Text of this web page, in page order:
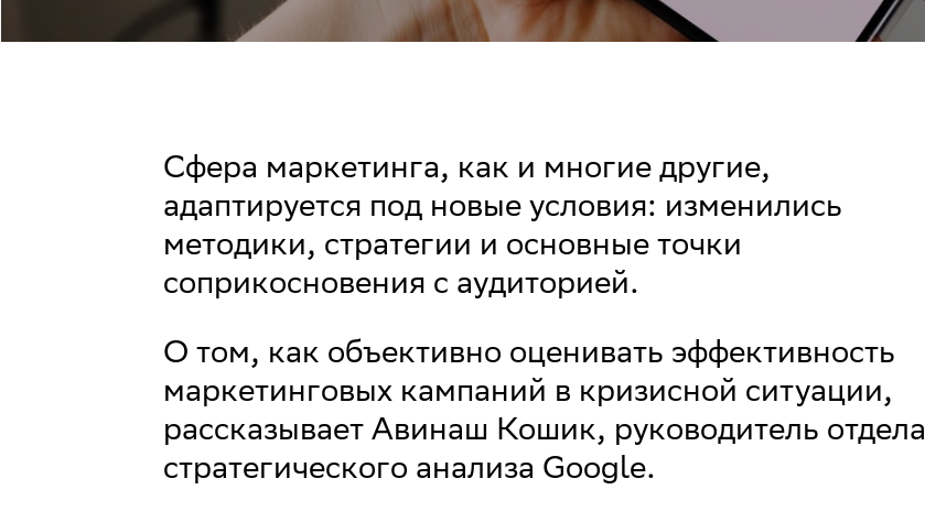
Сфера маркетинга, как и многие другие,
адаптируется под новые условия: изменились
методики, стратегии и основные точки
соприкосновения с аудиторией.
О том, как объективно оценивать эффективность
маркетинговых кампаний в кризисной ситуации,
рассказывает Авинаш Кошик, руководитель отдела
стратегического анализа Google.